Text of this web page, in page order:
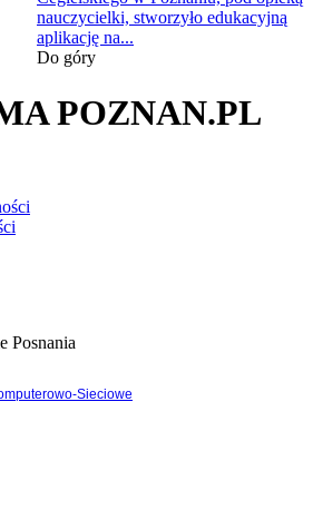
nauczycielki, stworzyło edukacyjną
aplikację na...
Do góry
POZNAN.PL
Posnania
Sieciowe